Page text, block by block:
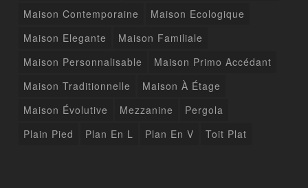
Maison Contemporaine
Maison Ecologique
Maison Elegante
Maison Familiale
Maison Personnalisable
Maison Primo Accédant
Maison Traditionnelle
Maison À Étage
Maison Évolutive
Mezzanine
Pergola
Plain Pied
Plan En L Plan En V Toit Plat